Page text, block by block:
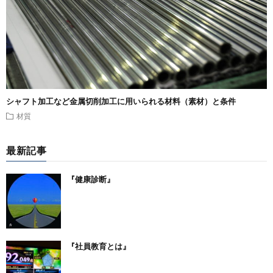
シャフト加工など金属切削加工に用いられる材料（素材）と条件
材質
最新記事
『健康診断』
『社員教育とは』